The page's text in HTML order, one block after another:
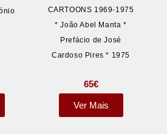
CARTOONS 1969-1975
* João Abel Manta *
Prefácio de José
Cardoso Pires * 1975
65€
Ver Mais